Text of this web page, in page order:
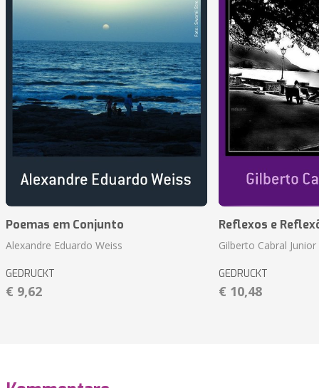
Poemas em Conjunto
Alexandre Eduardo Weiss
GEDRUCKT
€ 9,62
Reflexos e
Gilberto Cabral Junior
GEDRUCKT
€ 10,48